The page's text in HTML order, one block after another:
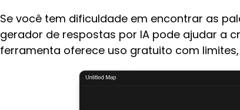
Se você tem dificuldade em encontrar as
gerador de respostas por IA pode ajudar a
ferramenta oferece uso gratuito com